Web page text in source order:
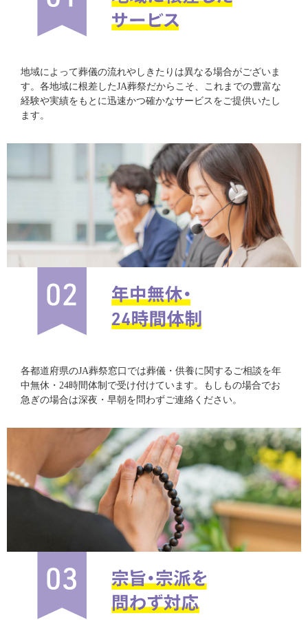
地域によって葬儀の流れやしきたりは異なる場合がございま
す。各地域に根差したJA葬祭だからこそ、これまでの豊富な
経験や実績をもとに迅速かつ確かなサービスをご提供いたし
ます。
各都道府県のJA葬祭窓口では葬儀・供養に関するご相談を年
中無休・24時間体制で受け付けています。もしもの場合でお
急ぎの場合は深夜・早朝を問わずご連絡ください。